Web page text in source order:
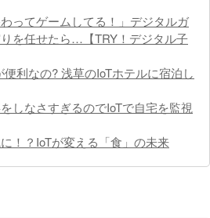
ってゲームしてる！」デジタルガ
を任せたら…【TRY！デジタル子
利なの? 浅草のIoTホテルに宿泊し
しなさすぎるのでIoTで自宅を監視
！？IoTが変える「食」の未来